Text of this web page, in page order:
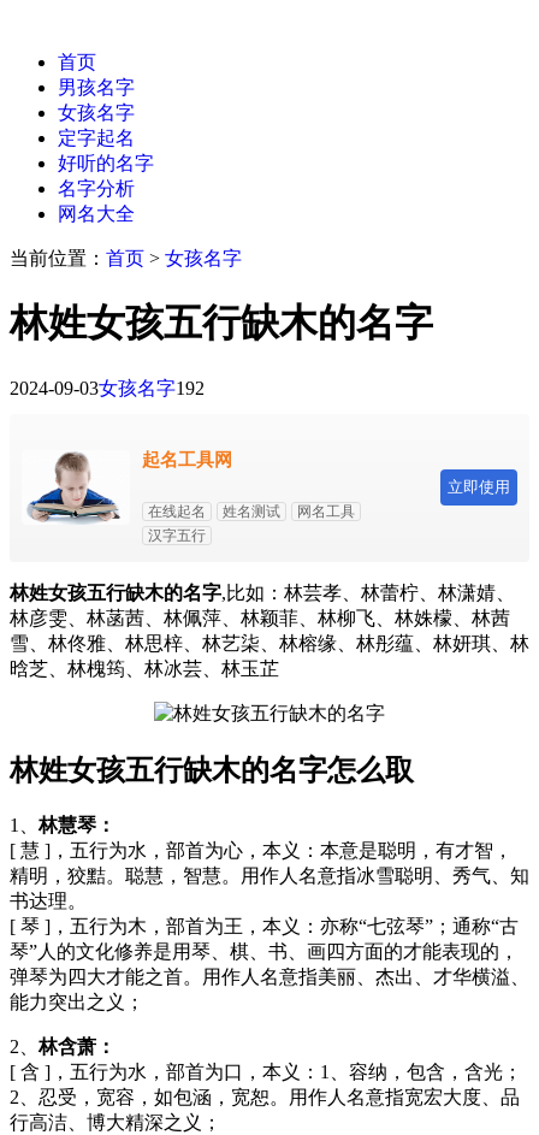
首页
男孩名字
女孩名字
定字起名
好听的名字
名字分析
网名大全
当前位置： 首页 > 女孩名字
林姓女孩五行缺木的名字
2024-09-03女孩名字192
起名工具网
在线起名 姓名测试
网名工具
汉字五行
立即使用
林姓女孩五行缺木的名字,比如：林芸孝、林蕾柠、林潇婧、
林彦雯、林菡茜、林佩萍、林颖菲、林柳飞、林姝檬、林茜
雪、林佟雅、林思梓、林艺柒、林榕缘、林彤蕴、林妍琪、林
晗芝、林槐筠、林冰芸、林玉芷
林姓女孩五行缺木的名字怎么取
1、林慧琴：
[ 慧 ]，五行为水，部首为心，本义：本意是聪明，有才智，
精明，狡黠。聪慧，智慧。用作人名意指冰雪聪明、秀气、知
书达理。
[ 琴 ]，五行为木，部首为王，本义：亦称“七弦琴”；通称“古
琴”人的文化修养是用琴、棋、书、画四方面的才能表现的，
弹琴为四大才能之首。用作人名意指美丽、杰出、才华横溢、
能力突出之义；
2、林含萧：
[ 含 ]，五行为水，部首为口，本义：1、容纳，包含，含光；
2、忍受，宽容，如包涵，宽恕。用作人名意指宽宏大度、品
行高洁、博大精深之义；